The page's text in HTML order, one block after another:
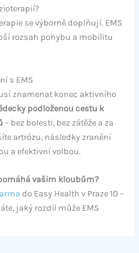
se výborně doplňují. EMS
rozsah pohybu a mobilitu
s EMS
znamenat konec aktivního
podloženou cestu k
– bez bolesti, bez zátěže a za
artrózu, následky zranění
a efektivní volbou.
vašim kloubům?
do Easy Health v Praze 10 –
jaký rozdíl může EMS